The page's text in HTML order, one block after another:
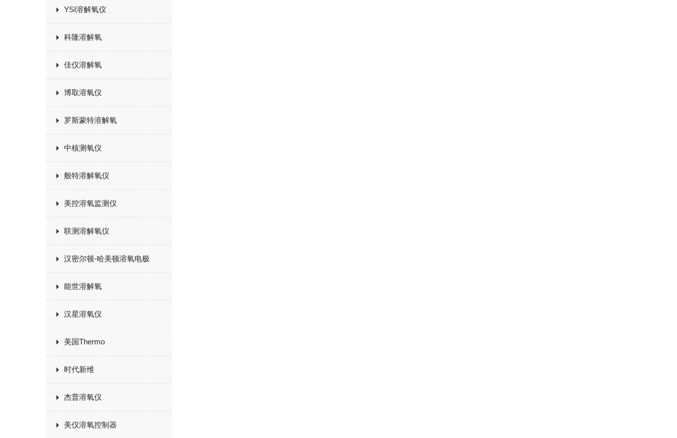
YSI溶解氧仪
科隆溶解氧
佳仪溶解氧
博取溶氧仪
罗斯蒙特溶解氧
中核测氧仪
般特溶解氧仪
美控溶氧监测仪
联测溶解氧仪
汉密尔顿-哈美顿溶氧电极
能世溶解氧
汉星溶氧仪
美国Thermo
时代新维
杰普溶氧仪
美仪溶氧控制器